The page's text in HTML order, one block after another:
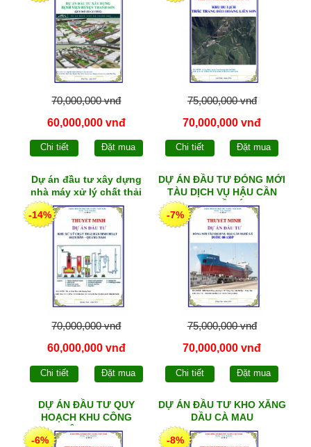
70,000,000 vnđ
60,000,000 vnđ
Chi tiết Đặt mua
75,000,000 vnđ
70,000,000 vnđ
Chi tiết Đặt mua
Dự án đầu tư xây dựng
nhà máy xử lý chất thải
sinh hoạt theo công nghệ
mới
-14%
70,000,000 vnđ
60,000,000 vnđ
Chi tiết Đặt mua
DỰ ÁN ĐẦU TƯ ĐÓNG MỚI
TÀU DỊCH VỤ HẬU CẦN
NGHỀ CÁ
-7%
75,000,000 vnđ
70,000,000 vnđ
Chi tiết Đặt mua
DỰ ÁN ĐẦU TƯ QUY
HOẠCH KHU CÔNG
NGHIỆP PHỤ TRỢ
-6%
DỰ ÁN ĐẦU TƯ KHO XĂNG
DẦU CÀ MAU
-8%